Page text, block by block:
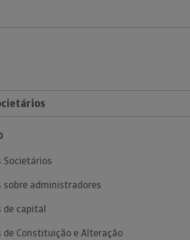
Societários
sobre administradores
de capital
de Constituição e Alteração